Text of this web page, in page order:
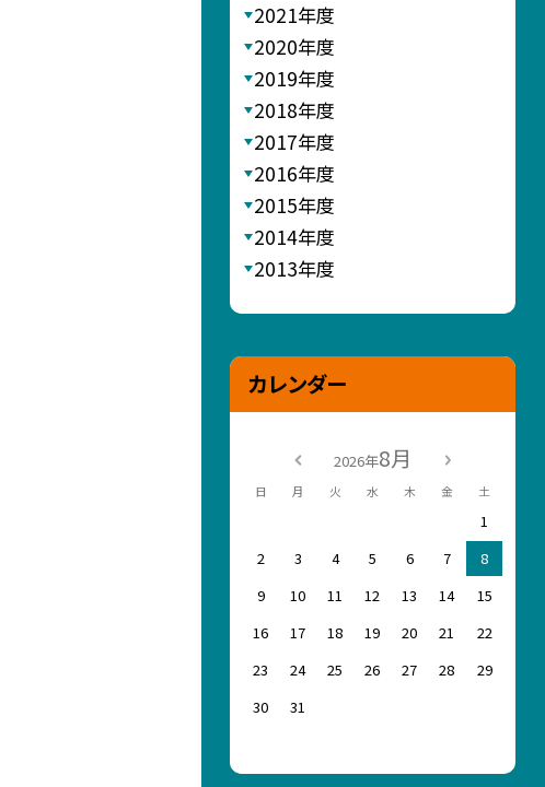
2021年度
2020年度
2019年度
2018年度
2017年度
2016年度
2015年度
2014年度
2013年度
カレンダー
2026年8月
日 月 火 水 木 金 土
1
2
3 4 5 6 7
8
9
10 11 12 13 14
15
16
17 18 19 20 21
22
23
24 25 26 27 28
29
30
31